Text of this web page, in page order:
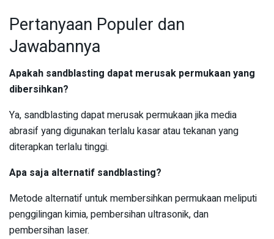
Pertanyaan Populer dan
Jawabannya
Apakah sandblasting dapat merusak permukaan yang
dibersihkan?
Ya, sandblasting dapat merusak permukaan jika media
abrasif yang digunakan terlalu kasar atau tekanan yang
diterapkan terlalu tinggi.
Apa saja alternatif sandblasting?
Metode alternatif untuk membersihkan permukaan meliputi
penggilingan kimia, pembersihan ultrasonik, dan
pembersihan laser.